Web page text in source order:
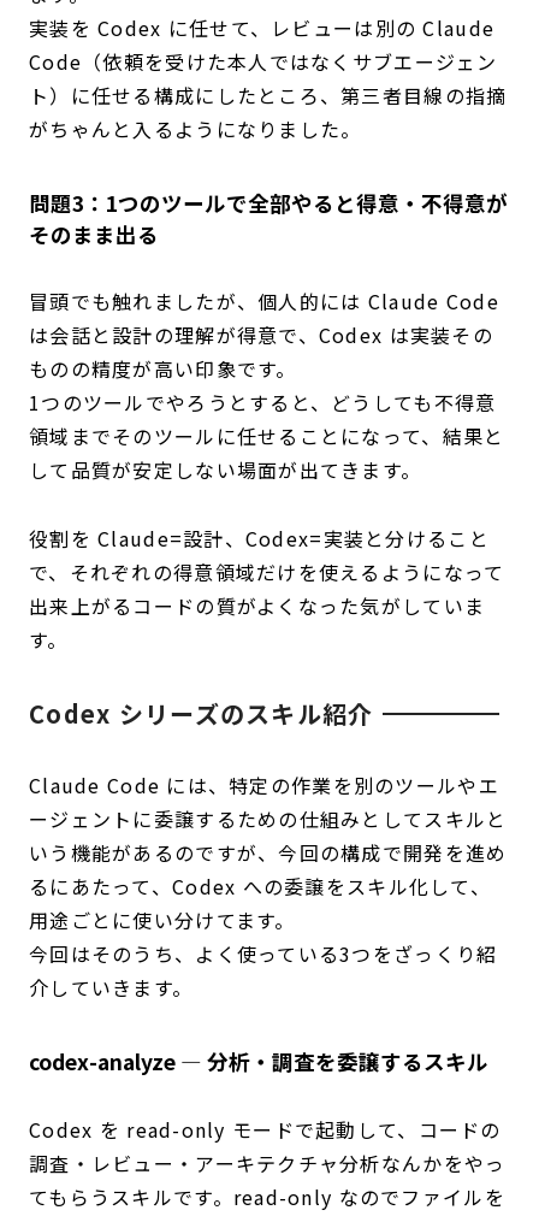
実装を Codex に任せて、レビューは別の Claude
Code（依頼を受けた本人ではなくサブエージェン
ト）に任せる構成にしたところ、第三者目線の指摘
がちゃんと入るようになりました。
問題3：1つのツールで全部やると得意・不得意が
そのまま出る
冒頭でも触れましたが、個人的には Claude Code
は会話と設計の理解が得意で、Codex は実装その
ものの精度が高い印象です。
1つのツールでやろうとすると、どうしても不得意
領域までそのツールに任せることになって、結果と
して品質が安定しない場面が出てきます。
役割を Claude=設計、Codex=実装と分けること
で、それぞれの得意領域だけを使えるようになって
出来上がるコードの質がよくなった気がしていま
す。
Codex シリーズのスキル紹介
Claude Code には、特定の作業を別のツールやエ
ージェントに委譲するための仕組みとしてスキルと
いう機能があるのですが、今回の構成で開発を進め
るにあたって、Codex への委譲をスキル化して、
用途ごとに使い分けてます。
今回はそのうち、よく使っている3つをざっくり紹
介していきます。
codex-analyze — 分析・調査を委譲するスキル
Codex を read-only モードで起動して、コードの
調査・レビュー・アーキテクチャ分析なんかをやっ
てもらうスキルです。read-only なのでファイルを